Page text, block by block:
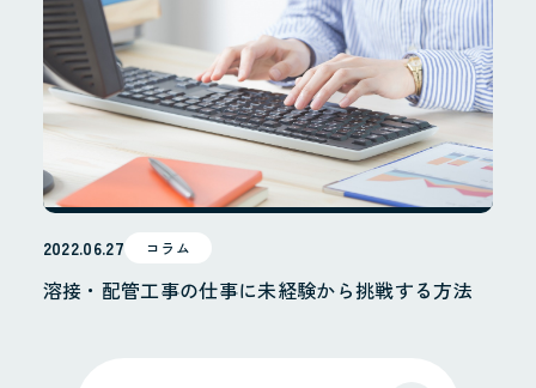
2022.06.27 コラム
溶接・配管工事の仕事に未経験から挑戦する方法